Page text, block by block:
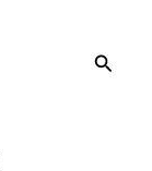
Cerca